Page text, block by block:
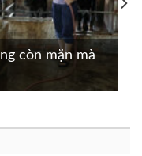
còn mặn mà